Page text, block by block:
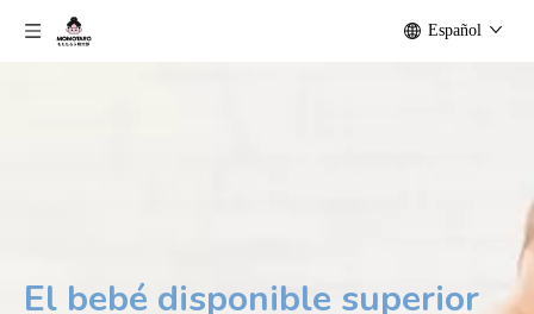
Español
El bebé disponible superior